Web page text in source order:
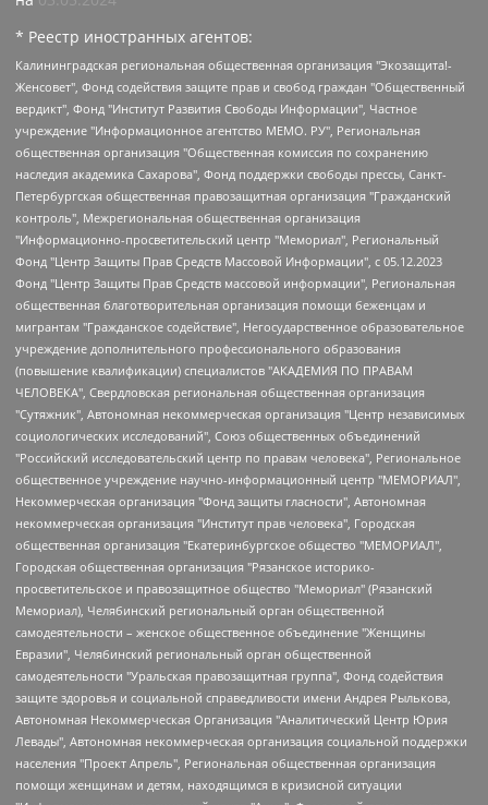
* Реестр иностранных агентов:
Калининградская региональная общественная организация "Экозащита!-Женсовет", Фонд содействия защите прав и свобод граждан "Общественный вердикт", Фонд "Институт Развития Свободы Информации", Частное учреждение "Информационное агентство МЕМО. РУ", Региональная общественная организация "Общественная комиссия по сохранению наследия академика Сахарова", Фонд поддержки свободы прессы, Санкт-Петербургская общественная правозащитная организация "Гражданский контроль", Межрегиональная общественная организация "Информационно-просветительский центр "Мемориал", Региональный Фонд "Центр Защиты Прав Средств Массовой Информации", с 05.12.2023 Фонд "Центр Защиты Прав Средств массовой информации", Региональная общественная благотворительная организация помощи беженцам и мигрантам "Гражданское содействие", Негосударственное образовательное учреждение дополнительного профессионального образования (повышение квалификации) специалистов "АКАДЕМИЯ ПО ПРАВАМ ЧЕЛОВЕКА", Свердловская региональная общественная организация "Сутяжник", Автономная некоммерческая организация "Центр независимых социологических исследований", Союз общественных объединений "Российский исследовательский центр по правам человека", Региональное общественное учреждение научно-информационный центр "МЕМОРИАЛ", Некоммерческая организация "Фонд защиты гласности", Автономная некоммерческая организация "Институт прав человека", Городская общественная организация "Екатеринбургское общество "МЕМОРИАЛ", Городская общественная организация "Рязанское историко-просветительское и правозащитное общество "Мемориал" (Рязанский Мемориал), Челябинский региональный орган общественной самодеятельности – женское общественное объединение "Женщины Евразии", Челябинский региональный орган общественной самодеятельности "Уральская правозащитная группа", Фонд содействия защите здоровья и социальной справедливости имени Андрея Рылькова, Автономная Некоммерческая Организация "Аналитический Центр Юрия Левады", Автономная некоммерческая организация социальной поддержки населения "Проект Апрель", Региональная общественная организация помощи женщинам и детям, находящимся в кризисной ситуации "Информационно-методический центр "Анна", Фонд содействия развитию массовых коммуникаций и правовому просвещению "Так-так-Так", Фонд содействия устойчивому развитию "Серебряная тайга", Свердловский региональный общественный фонд социальных проектов "Новое время", "Idel.Реалии", Кавказ.Реалии, Крым.Реалии, Телеканал Настоящее Время, Татаро-башкирская служба Радио Свобода (Azatliq Radiosi), Радио Свободная Европа/Радио Свобода (PCE/PC), "Сибирь.Реалии", "Фактограф", Благотворительный фонд помощи осужденным и их семьям, Автономная некоммерческая организация "Институт глобализации и социальных движений", Фонд "В защиту прав заключенных", Частное учреждение "Центр поддержки и содействия развитию средств массовой информации", Пензенский региональный общественный благотворительный фонд "Гражданский союз", "Север.Реалии", Некоммерческая организация Фонд "Правовая инициатива", Общество с ограниченной ответственностью "Радио Свободная Европа/Радио Свобода", Чешское информационное агентство "MEDIUM-ORIENT", Красноярская региональная общественная организация "Мы против СПИДа", Камалягин Денис Николаевич, Маркелов Сергей Евгеньевич, Пономарев Лев Александрович, Савицкая Людмила Алексеевна, Автономная некоммерческая организация "Центр по работе с проблемой насилия "НАСИЛИЮ.НЕТ", Межрегиональный профессиональный союз работников здравоохранения "Альянс врачей", Юридическое лицо, зарегистрированное в Латвийской Республике, SIA "Medusa Project" (регистрационный номер 40103797863, дата регистрации 10.06.2014), Некоммерческая организация "Фонд по борьбе с коррупцией", Автономная некоммерческая организация "Институт права и публичной политики", Баданин Роман Сергеевич, Гликин Максим Александрович, Железнова Мария Михайловна, Лукьянова Юлия Сергеевна, Маетная Елизавета Витальевна, Маняхин Петр Борисович, Чуракова Ольга Владимировна, Ярош Юлия Петровна, Юридическое лицо "The Insider SIA", зарегистрированное в Риге, Латвийская Республика (дата регистрации 26.06.2015), являющееся администратором доменного имени интернет-издания "The Insider SIA", https://theins.ru, Постернак Алексей Евгеньевич, Рубин Михаил Аркадьевич, Анин Роман Александрович, Юридическое лицо Istories fonds, зарегистрированное в Латвийской Республике (регистрационный номер 50008295751, дата регистрации 24.02.2020), Великовский Дмитрий Александрович, Долинина Ирина Николаевна, Мароховская Алеся Алексеевна, Шлейнов Роман Юрьевич, Шмагун Олеся Валентиновна, Общество с ограниченной ответственностью "Альтаир 2021", Общество с ограниченной ответственностью "Вега 2021", Общество с ограниченной ответственностью "Главный редактор 2021", Общество с ограниченной ответственностью "Ромашки монолит", Важенков Артем Валерьевич, Ивановская областная общественная организация "Центр гендерных исследований", Гурман Юрий Альбертович, Медиапроект "ОВД-Инфо", Егоров Владимир Владимирович, Жилинский Владимир Александрович, Общество с ограниченной ответственностью "ЗП", Иванова София Юрьевна, Карезина Инна Павловна, Кильтау Екатерина Викторовна, Петров Алексей Викторович, Пискунов Сергей Евгеньевич, Смирнов Сергей Сергеевич, Тихонов Михаил Сергеевич, Общество с ограниченной ответственностью "ЖУРНАЛИСТ-ИНОСТРАННЫЙ АГЕНТ", Арапова Галина Юрьевна, Вольтская Татьяна Анатольевна, Американская компания "Mason G.E.S. Anonymous Foundation" (США), являющаяся владельцем интернет-издания https://mnews.world/, Компания "Stichting Bellingcat", зарегистрированная в Нидерландах (дата регистрации 11.07.2018), Захаров Андрей Вячеславович, Клепиковская Екатерина Дмитриевна, Общество с ограниченной ответственностью "МЕМО", Перл Роман Александрович, Симонов Евгений Алексеевич, Соловьева Елена Анатольевна, Сотников Даниил Владимирович, Сурначева Елизавета Дмитриевна, Автономная некоммерческая организация по защите прав человека и информированию населения "Якутия – Наше Мнение", Общество с ограниченной ответственностью "Москоу диджитал медиа", с 26.01.2023 Общество с ограниченной ответственностью "Чайка Белые сады", Ветошкина Валерия Валерьевна, Заговора Максим Александрович, Межрегиональное общественное движение "Российская ЛГБТ - сеть", Оленичев Максим Владимирович, Павлов Иван Юрьевич, Скворцова Елена Сергеевна, Общество с ограниченной ответственностью "Как бы инагент", Кочетков Игорь Викторович, Общество с ограниченной ответственностью "Честные выборы", Еланчик Олег Александрович, Общество с ограниченной ответственностью "Нобелевский призыв", Гималова Регина Эмилевна, Григорьев Андрей Валерьевич, Григорьева Алина Александровна, Ассоциация по содействию защите прав призывников, альтернативнослужащих и военнослужащих "Правозащитная группа "Гражданин.Армия.Право", Хисамова Регина Фаритовна, Автономная некоммерческая организация по реализации социально-правовых программ "Лилит", Дальневосточное общественное движение "Маяк", Санкт-Петербургская ЛГБТ-инициативная группа "Выход", Инициативная группа ЛГБТ+ "Реверс", Алексеев Андрей Викторович, Бекбулатова Таисия Львовна, Беляев Иван Михайлович, Владыкина Елена Сергеевна, Гельман Марат Александрович, Никульшина Вероника Юрьевна, Толоконникова Надежда Андреевна, Шендерович Виктор Анатольевич, Общество с ограниченной ответственностью "Данное сообщение", Общество с ограниченной ответственностью Издательский дом "Новая глава", Айнбиндер Александра Александровна, Московский комьюнити-центр для ЛГБТ+инициатив, Благотворительный фонд развития филантропии, Deutsche Welle (Германия, Kurt-Schumacher-Strasse 3, 53113 Bonn), Борзунова Мария Михайловна, Воробьев Виктор Викторович, Голубева Анна Львовна, Константинова Алла Михайловна, Малкова Ирина Владимировна, Мурадов Мурад Абдулгалимович, Осетинская Елизавета Николаевна, Понасенков Евгений Николаевич, Ганапольский Матвей Юрьевич, Киселев Евгений Алексеевич, Борухович Ирина Григорьевна, Дремин Иван Тимофеевич, Дубровский Дмитрий Викторович, Красноярская региональная общественная организация поддержки и развития альтернативных образовательных технологий и межкультурных коммуникаций "ИНТЕРРА", Маяковская Екатерина Алексеевна, Фейгин Марк Захарович, Филимонов Андрей Викторович, Дзугкоева Регина Николаевна, Доброхотов Роман Александрович, Дудь Юрий Александрович, Елкин Сергей Владимирович, Кругликов Кирилл Игоревич, Сабунаева Мария Леонидовна, Семенов Алексей Владимирович, Шаинян Карен Багратович, Шульман Екатерина Михайловна, Асафьев Артур Валерьевич, Вахштайн Виктор Семенович, Венедиктов Алексей Алексеевич, Лушникова Екатерина Евгеньевна, Волков Леонид Михайлович, Невзоров Александр Глебович, Пархоменко Сергей Борисович, Сироткин Ярослав Николаевич, Кара-Мурза Владимир Владимирович, Баранова Наталья Владимировна, Гозман Леонид Яковлевич, Кагарлицкий Борис Юльевич, Климарев Михаил Валерьевич, Милов Владимир Станиславович, Автономная некоммерческая организация Краснодарский центр современного искусства "Типография", Моргенштерн Алишер Тагирович, Соболь Любовь Эдуардовна, Общество с ограниченной ответственностью "ЛИЗА НОРМ", Каспаров Гарри Кимович, Ходорковский Михаил Борисович, Общество с ограниченной ответственностью "Апрельские тезисы", Данилович Ирина Брониславовна, Кашин Олег Владимирович, Петров Николай Владимирович, Пивоваров Алексей Владимирович, Соколов Михаил Владимирович, Цветкова Юлия Владимировна, Чичваркин Евгений Александрович, Комитет против пыток/Команда против пыток, Общество с ограниченной ответственностью "Первый научный", Общество с ограниченной ответственностью "Вертолет и ко", Белоцерковская Вероника Борисовна, Кац Максим Евгеньевич, Лазарева Татьяна Юрьевна, Шаведдинов Руслан Табризович, Яшин Илья Валерьевич, Общество с ограниченной ответственностью "Иноагент ААВ", Алешковский Дмитрий Петрович, Альбац Евгения Марковна, Быков Дмитрий Львович, Галямина Юлия Евгеньевна, Лойко Сергей Леонидович, Мартынов Кирилл Константинович, Медведев Сергей Александрович, Крашенинников Федор Геннадиевич, Гордеева Катерина Вл